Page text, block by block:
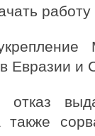
работу
Евразии и